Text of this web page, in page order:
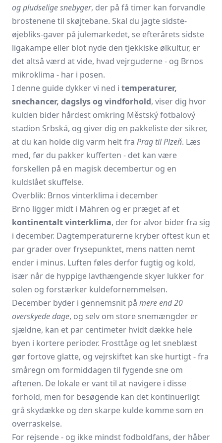
og pludselige snebyger, der på få timer kan forvandle
brostenene til skøjtebane. Skal du jagte sidste-
øjebliks-gaver på julemarkedet, se efterårets sidste
ligakampe eller blot nyde den tjekkiske ølkultur, er
det altså værd at vide, hvad vejrguderne - og Brnos
mikroklima - har i posen.
I denne guide dykker vi ned i temperaturer,
snechancer, dagslys og vindforhold, viser dig hvor
kulden bider hårdest omkring Městský fotbalový
stadion Srbská, og giver dig en pakkeliste der sikrer,
at du kan holde dig varm helt fra Prag til Plzeň. Læs
med, før du pakker kufferten - det kan være
forskellen på en magisk decembertur og en
kuldslået skuffelse.
Overblik: Brnos vinterklima i december
Brno ligger midt i Mähren og er præget af et
kontinentalt vinterklima, der for alvor bider fra sig
i december. Dagtemperaturerne kryber oftest kun et
par grader over frysepunktet, mens natten nemt
ender i minus. Luften føles derfor fugtig og kold,
især når de hyppige lavthængende skyer lukker for
solen og forstærker kuldefornemmelsen.
December byder i gennemsnit på mere end 20
overskyede dage, og selv om store snemængder er
sjældne, kan et par centimeter hvidt dække hele
byen i kortere perioder. Frosttåge og let sneblæst
gør fortove glatte, og vejrskiftet kan ske hurtigt - fra
småregn om formiddagen til fygende sne om
aftenen. De lokale er vant til at navigere i disse
forhold, men for besøgende kan det kontinuerligt
grå skydække og den skarpe kulde komme som en
overraskelse.
For rejsende - og ikke mindst fodboldfans, der håber